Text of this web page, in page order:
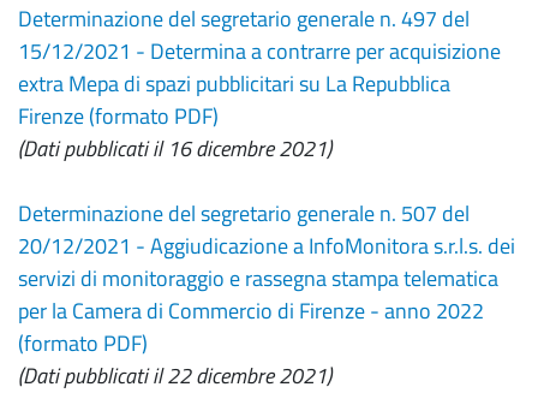
Determinazione del segretario generale n. 497 del
15/12/2021 - Determina a contrarre per acquisizione
extra Mepa di spazi pubblicitari su La Repubblica
Firenze (formato PDF)
(Dati pubblicati il 16 dicembre 2021)
Determinazione del segretario generale n. 507 del
20/12/2021 - Aggiudicazione a InfoMonitora s.r.l.s. dei
servizi di monitoraggio e rassegna stampa telematica
per la Camera di Commercio di Firenze - anno 2022
(formato PDF)
(Dati pubblicati il 22 dicembre 2021)